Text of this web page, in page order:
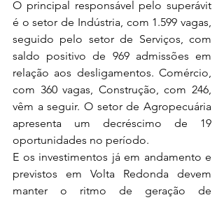
O principal responsável pelo superávit
é o setor de Indústria, com 1.599 vagas,
seguido pelo setor de Serviços, com
saldo positivo de 969 admissões em
relação aos desligamentos. Comércio,
com 360 vagas, Construção, com 246,
vêm a seguir. O setor de Agropecuária
apresenta um decréscimo de 19
oportunidades no período.
E os investimentos já em andamento e
previstos em Volta Redonda devem
manter o ritmo de geração de